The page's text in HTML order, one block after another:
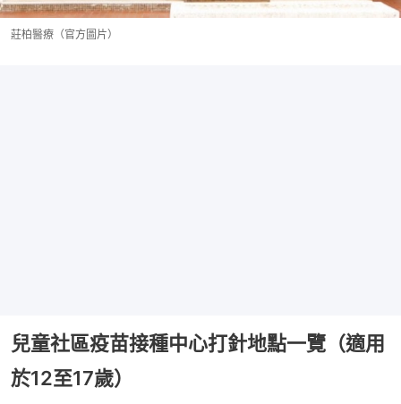
莊柏醫療（官方圖片）
兒童社區疫苗接種中心打針地點一覽（適用
於12至17歲）